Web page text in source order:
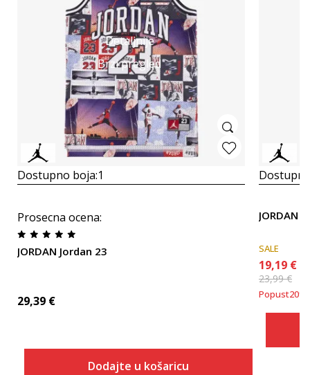
Detaljnije
Brzi pregled
Dostupno boja:1
Prosecna ocena:
JORDAN Jordan 23
29,39 €
Dodajte u košaricu
JORDAN
SALE
19,19 €
23,99€
Popust20%